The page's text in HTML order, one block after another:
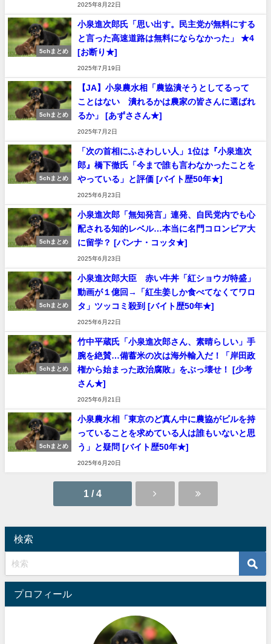
2025年8月22日
5chまとめ
小泉進次郎氏「思い出す。民主党が無料にする
と言った高速道路は無料にならなかった」 ★4
[お断り★]
2025年7月19日
5chまとめ
【JA】小泉農水相「農協潰そうとしてるって
ことはない 潰れるかは農家の皆さんに選ばれ
るか」 [あずささん★]
2025年7月2日
5chまとめ
「次の首相にふさわしい人」1位は『小泉進次
郎』橋下徹氏「今まで誰も言わなかったことを
やっている」と評価 [バイト歴50年★]
2025年6月23日
5chまとめ
小泉進次郎「無知発言」連発、自民党内でも心
配される知的レベル…本当に名門コロンビア大
に留学？ [パンナ・コッタ★]
2025年6月23日
5chまとめ
小泉進次郎大臣 赤い牛丼「紅ショウガ特盛」
動画が１億回→「紅生姜しか食べてなくてワロ
タ」ツッコミ殺到 [バイト歴50年★]
2025年6月22日
5chまとめ
竹中平蔵氏「小泉進次郎さん、素晴らしい」手
腕を絶賛…備蓄米の次は海外輸入だ！「岸田政
権から始まった政治腐敗」をぶっ壊せ！ [少考
さん★]
2025年6月21日
5chまとめ
小泉農水相「東京のど真ん中に農協がビルを持
っていることを求めている人は誰もいないと思
う」と疑問 [バイト歴50年★]
2025年6月20日
1 / 4
検索
プロフィール